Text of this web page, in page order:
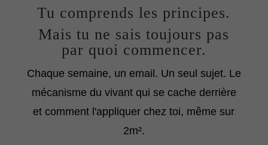
Tu comprends les principes.
Mais tu ne sais toujours pas
par quoi commencer.
Chaque semaine, un email. Un seul sujet. Le
mécanisme du vivant qui se cache derrière
et comment l'appliquer chez toi, même sur
2m².